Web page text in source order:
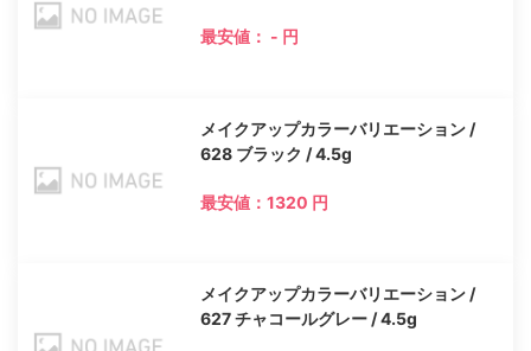
最安値： - 円
メイクアップカラーバリエーション /
628 ブラック / 4.5g
最安値：1320 円
メイクアップカラーバリエーション /
627 チャコールグレー / 4.5g